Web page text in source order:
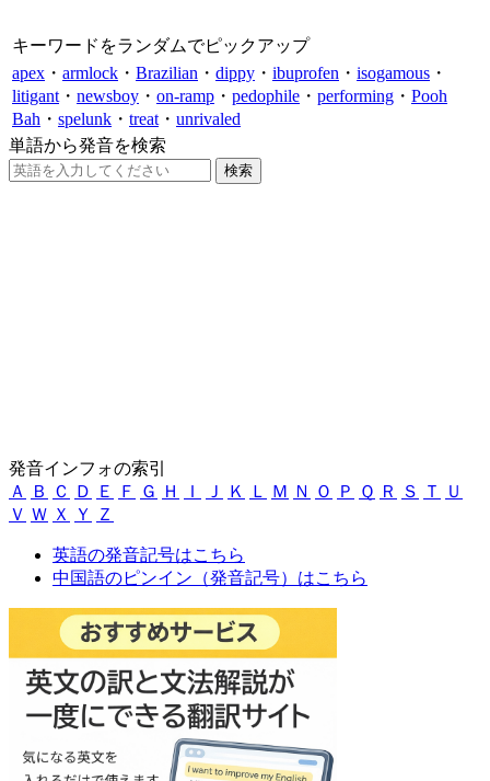
キーワードをランダムでピックアップ
apex ・ armlock ・ Brazilian ・ dippy ・ ibuprofen ・ isogamous ・
litigant ・ newsboy ・ on-ramp ・ pedophile ・ performing ・ Pooh
Bah ・ spelunk ・ treat ・ unrivaled
単語から発音を検索
発音インフォの索引
Ａ
Ｂ Ｃ Ｄ Ｅ Ｆ Ｇ Ｈ Ｉ Ｊ Ｋ Ｌ Ｍ Ｎ Ｏ Ｐ Ｑ Ｒ Ｓ Ｔ
Ｕ
Ｖ Ｗ Ｘ Ｙ Ｚ
英語の発音記号はこちら
中国語のピンイン（発音記号）はこちら